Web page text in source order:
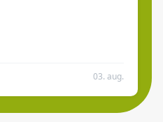
03. aug.